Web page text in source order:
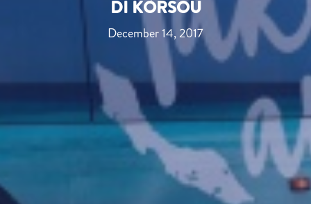
DI KÒRSOU
December 14, 2017